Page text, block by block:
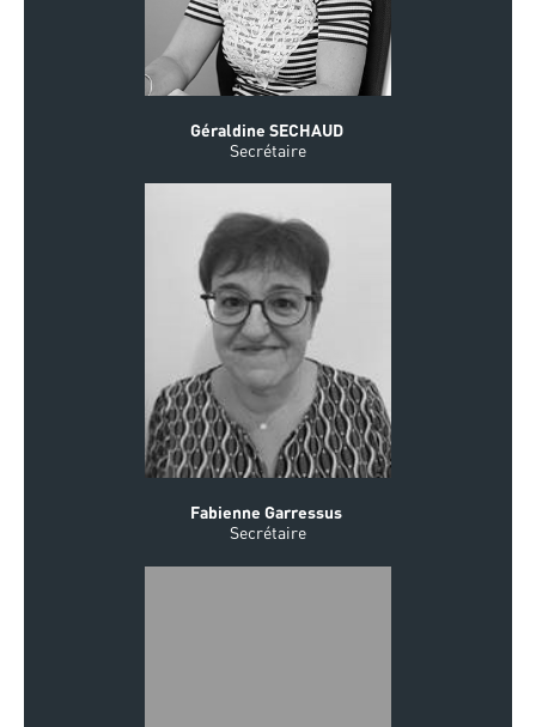
Géraldine SECHAUD
Secrétaire
Fabienne Garressus
Secrétaire